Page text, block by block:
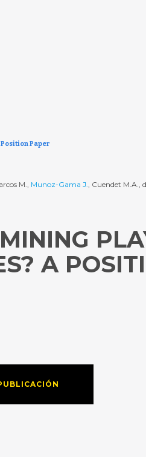
Paper
M., Munoz-Gama J., Cuendet M.A.,
A